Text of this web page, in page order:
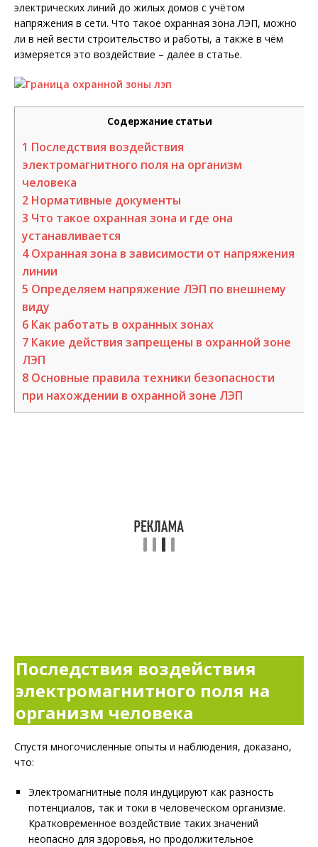
электрических линий до жилых домов с учётом
напряжения в сети. Что такое охранная зона ЛЭП, можно
ли в ней вести строительство и работы, а также в чём
измеряется это воздействие – далее в статье.
Содержание статьи
1 Последствия воздействия
электромагнитного поля на организм
человека
2 Нормативные документы
3 Что такое охранная зона и где она
устанавливается
4Охранная зона в зависимости от напряжения
линии
5 Определяем напряжение ЛЭП по внешнему
виду
6 Как работать в охранных зонах
7 Какие действия запрещены в охранной зоне
ЛЭП
8 Основные правила техники безопасности
при нахождении в охранной зоне ЛЭП
Последствия воздействия
электромагнитного поля на
организм человека
Спустя многочисленные опыты и наблюдения, доказано,
что:
Электромагнитные поля индуцируют как разность
потенциалов, так и токи в человеческом организме.
Кратковременное воздействие таких значений
неопасно для здоровья, но продолжительное